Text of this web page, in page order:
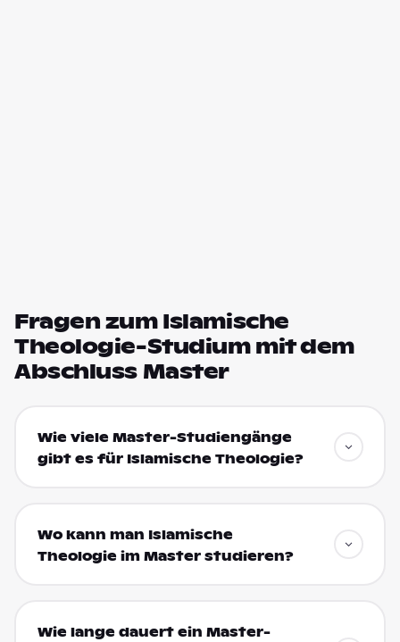
Fragen zum Islamische
Theologie-Studium mit dem
Abschluss Master
Wie viele Master-Studiengänge
gibt es für Islamische Theologie?
Wo kann man Islamische
Theologie im Master studieren?
Wie lange dauert ein Master-